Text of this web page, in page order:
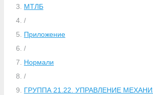
МТЛБ
/
Приложение
/
Нормали
/
ГРУППА 21.22. УПРАВЛЕНИЕ